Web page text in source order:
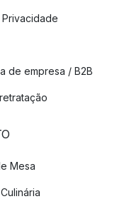
de empresa / B2B
Mesa